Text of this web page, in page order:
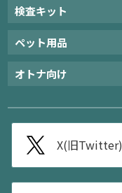
検査キット
ペット用品
オトナ向け
X(旧Twitter)